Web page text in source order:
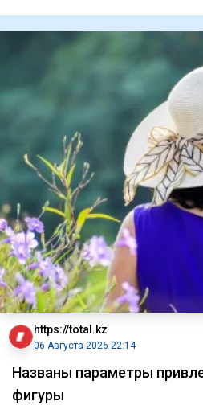
https://total.kz
06 Августа 2026 22:14
Названы параметры
фигуры